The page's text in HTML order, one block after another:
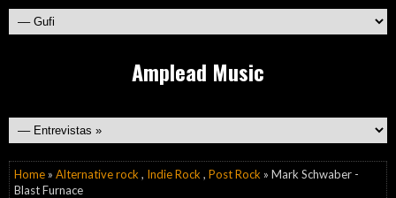
Amplead Music
Home » Alternative rock , Indie Rock , Post Rock » Mark Schwaber -
Blast Furnace